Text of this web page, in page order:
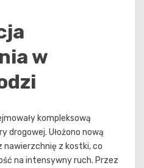
w
kompleksową
Ułożono nową
z kostki, co
na intensywny ruch. Przez